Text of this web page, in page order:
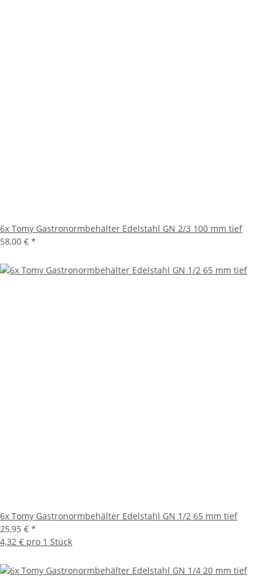
6x Tomy Gastronormbehälter Edelstahl GN 2/3 100 mm tief
58,00 € *
6x Tomy Gastronormbehälter Edelstahl GN 1/2 65 mm tief
25,95 € *
4,32 € pro 1 Stück